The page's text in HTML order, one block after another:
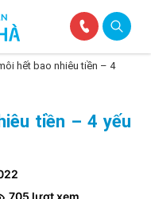
hết bao nhiêu tiền – 4
tiền – 4 yếu
705 lượt xem